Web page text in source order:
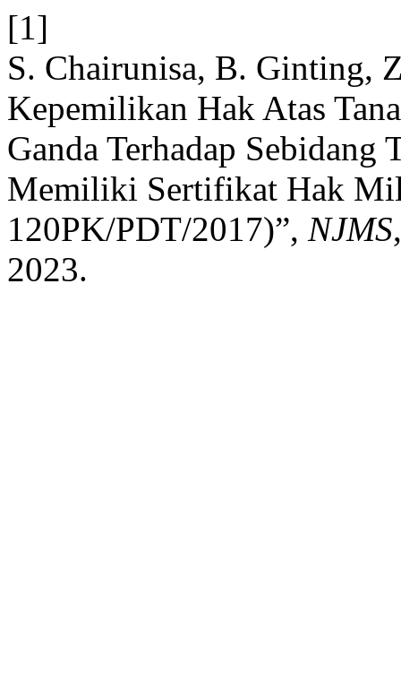
[1]
S. Chairunisa, B. Ginting,
Kepemilikan Hak Atas
Ganda Terhadap Sebidang
Memiliki Sertifikat Hak
120PK/PDT/2017)”, NJMS
2023.